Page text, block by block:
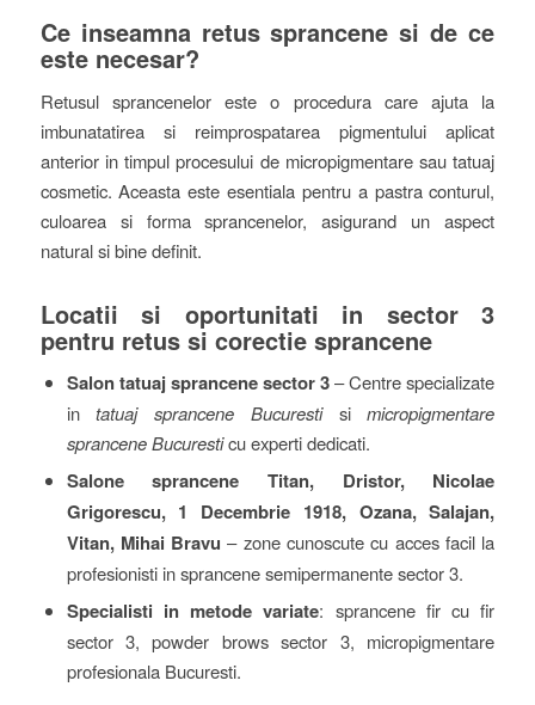
Ce inseamna retus sprancene si de ce
este necesar?
Retusul sprancenelor este o procedura care ajuta la
imbunatatirea si reimprospatarea pigmentului aplicat
anterior in timpul procesului de micropigmentare sau tatuaj
cosmetic. Aceasta este esentiala pentru a pastra conturul,
culoarea si forma sprancenelor, asigurand un aspect
natural si bine definit.
Locatii si oportunitati in sector 3
pentru retus si corectie sprancene
Salon tatuaj sprancene sector 3– Centre specializate
intatuaj sprancene Bucurestisimicropigmentare
sprancene Bucuresticu experti dedicati.
Salone sprancene Titan, Dristor, Nicolae
Grigorescu, 1 Decembrie 1918, Ozana, Salajan,
Vitan, Mihai Bravu – zone cunoscute cu acces facil la
profesionisti in sprancene semipermanente sector 3.
Specialisti in metode variate: sprancene fir cu fir
sector 3, powder brows sector 3, micropigmentare
profesionala Bucuresti.